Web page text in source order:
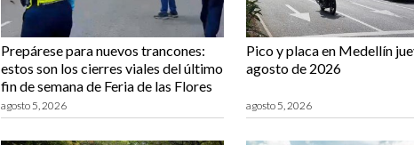
Prepárese para nuevos trancones:
estos son los cierres viales del último
fin de semana de Feria de las Flores
agosto 5, 2026
Pico y placa en Medellín
agosto de 2026
agosto 5, 2026